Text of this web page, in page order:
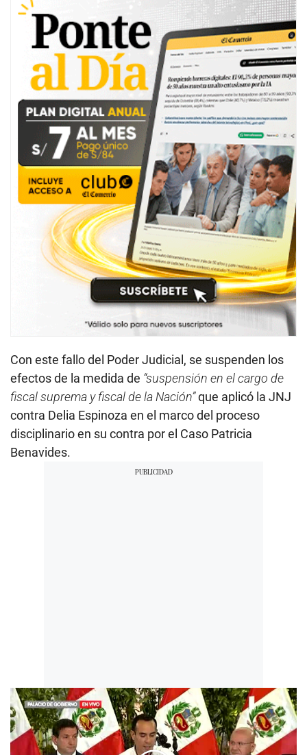
Con este fallo del Poder Judicial, se suspenden los
efectos de la medida de “suspensión en el cargo de
fiscal suprema y fiscal de la Nación”que aplicó la JNJ
contra Delia Espinoza en el marco del proceso
disciplinario en su contra por el Caso Patricia
Benavides.